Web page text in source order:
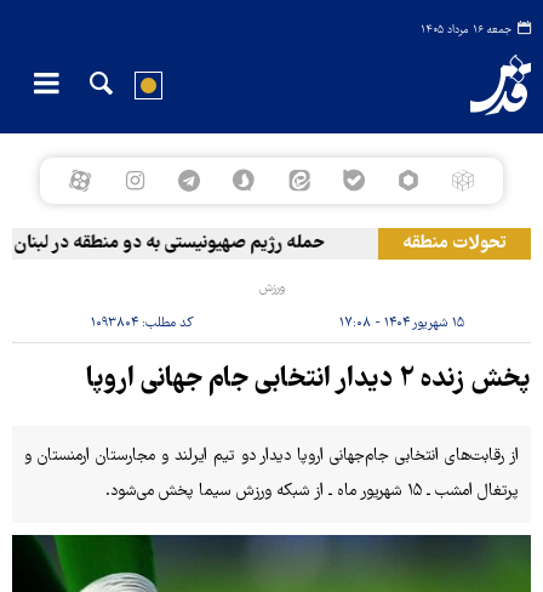
جمعه ۱۶ مرداد ۱۴۰۵
تحولات منطقه حمله رژیم صهیونیستی به دو منطقه در لبنان
ورزش
۱۵ شهریور ۱۴۰۴ - ۱۷:۰۸ کد مطلب:۱۰۹۳۸۰۴
پخش زنده ۲ دیدار انتخابی جام جهانی اروپا
از رقابت‌های انتخابی جام‌جهانی اروپا دیدار دو تیم ایرلند و مجارستان ارمنستان و
پرتغال امشب ـ ۱۵ شهریور ماه ـ از شبکه ورزش سیما پخش می‌شود.